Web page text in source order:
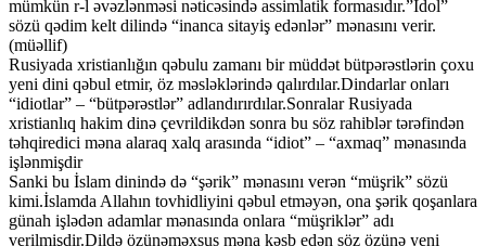
mümkün r-l əvəzlənməsi nəticəsində assimlatik formasıdır.”İdol”
sözü qədim kelt dilində “inanca sitayiş edənlər” mənasını verir.
(müəllif)
Rusiyada xristianlığın qəbulu zamanı bir müddət bütpərəstlərin çoxu
yeni dini qəbul etmir, öz məsləklərində qalırdılar.Dindarlar onları
“idiotlar” – “bütpərəstlər” adlandırırdılar.Sonralar Rusiyada
xristianlıq hakim dinə çevrildikdən sonra bu söz rahiblər tərəfindən
təhqiredici məna alaraq xalq arasında “idiot” – “axmaq” mənasında
işlənmişdir
Sanki bu İslam dinində də “şərik” mənasını verən “müşrik” sözü
kimi.İslamda Allahın tovhidliyini qəbul etməyən, ona şərik qoşanlara
günah işlədən adamlar mənasında onlara “müşriklər” adı
verilmişdir.Dildə özünəməxsus məna kəsb edən söz özünə yeni